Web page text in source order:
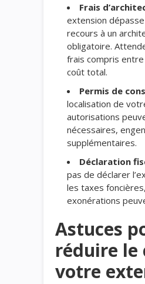
Frais
extension dépasse
recours à un
obligatoire.
frais compris
coût total.
Permis de
localisation de
autorisations
nécessaires,
supplémentaires.
Déclaration
pas de déclarer
les taxes
exonérations
Astuces
réduire le
votre